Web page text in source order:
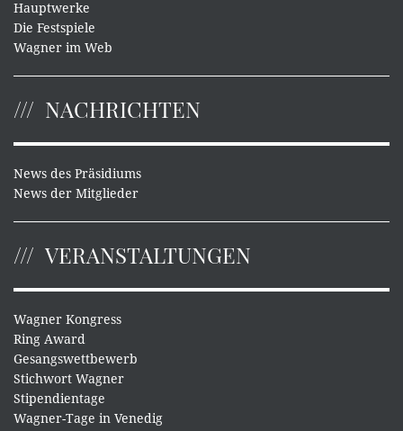
Hauptwerke
Die Festspiele
Wagner im Web
NACHRICHTEN
News des Präsidiums
News der Mitglieder
VERANSTALTUNGEN
Wagner Kongress
Ring Award
Gesangswettbewerb
Stichwort Wagner
Stipendientage
Wagner-Tage in Venedig